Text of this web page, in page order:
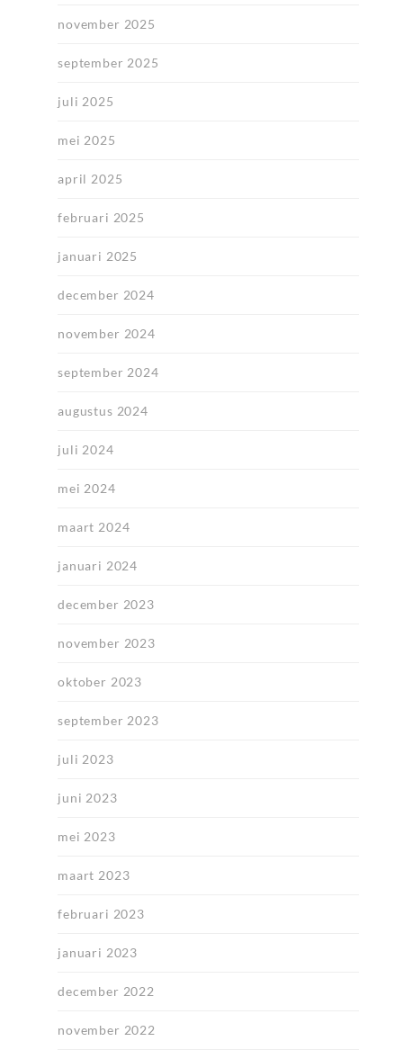
november 2025
september 2025
juli 2025
mei 2025
april 2025
februari 2025
januari 2025
december 2024
november 2024
september 2024
augustus 2024
juli 2024
mei 2024
maart 2024
januari 2024
december 2023
november 2023
oktober 2023
september 2023
juli 2023
juni 2023
mei 2023
maart 2023
februari 2023
januari 2023
december 2022
november 2022